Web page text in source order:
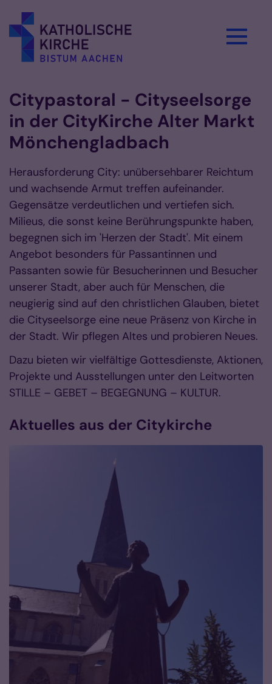
Citypastoral - Cityseelsorge
in der CityKirche Alter Markt
Mönchengladbach
Herausforderung City: unübersehbarer Reichtum
und wachsende Armut treffen aufeinander.
Gegensätze verdeutlichen und vertiefen sich.
Milieus, die sonst keine Berührungspunkte haben,
begegnen sich im 'Herzen der Stadt'. Mit einem
Angebot besonders für Passantinnen und
Passanten sowie für Besucherinnen und Besucher
unserer Stadt, aber auch für Menschen, die
neugierig sind auf den christlichen Glauben, bietet
die Cityseelsorge eine neue Präsenz von Kirche in
der Stadt. Wir pflegen Altes und probieren Neues.
Dazu bieten wir vielfältige Gottesdienste, Aktionen,
Projekte und Ausstellungen unter den Leitworten
STILLE – GEBET – BEGEGNUNG – KULTUR.
Aktuelles aus der Citykirche